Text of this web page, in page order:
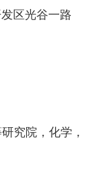
区光谷一路
究院，化学，